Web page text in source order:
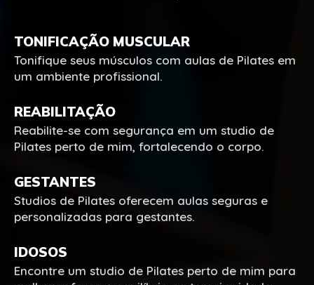
TONIFICAÇÃO MUSCULAR
Tonifique seus músculos com aulas de Pilates em
um ambiente profissional.
REABILITAÇÃO
Reabilite-se com segurança em um studio de
Pilates perto de mim, fortalecendo o corpo.
GESTANTES
Studios de Pilates oferecem aulas seguras e
personalizadas para gestantes.
IDOSOS
Encontre um studio de Pilates perto de mim para